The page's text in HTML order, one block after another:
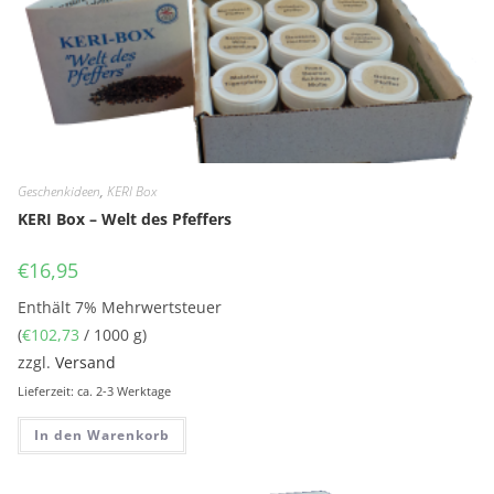
Geschenkideen,KERI Box
KERI Box – Welt des Pfeffers
€16,95
Enthält 7% Mehrwertsteuer
(€102,73 / 1000 g)
zzgl.Versand
Lieferzeit: ca. 2-3 Werktage
In den Warenkorb